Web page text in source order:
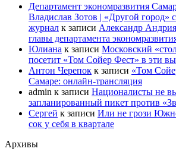
Департамент экономразвития
Владислав Зотов | «Другой город»
журнал к записи Александр
главы департамента
Юлиана к записи Московский
посетит «Том Сойер Фест» в эти
Антон Черепок к записи «Том
Самаре: онлайн-трансляция
admin к записи Националисты не
запланированный пикет против
Сергей к записи Или не грози
сок у себя в квартале
Архивы